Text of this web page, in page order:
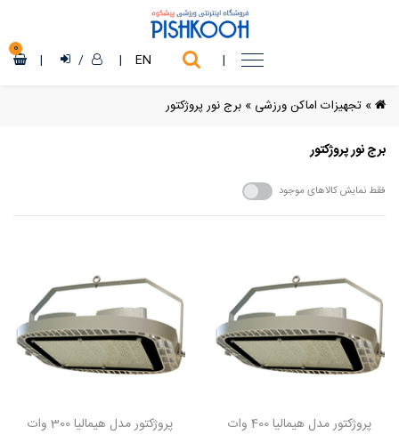
|
EN
|
/
|
0
» تجهیزات اماکن ورزشی » برج نور پروژکتور
برج نور پروژکتور
فقط نمایش کالاهای موجود
پروژکتور مدل هیمالیا 400 وات پروژکتور مدل هیمالیا 300 وات